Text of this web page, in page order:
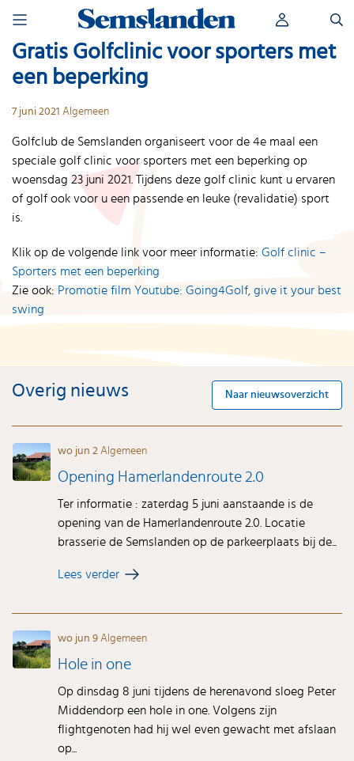
naar:
Gratis Golfclinic voor sporters met
een beperking
7 juni 2021 Algemeen
Golfclub de Semslanden organiseert voor de 4e maal een
speciale golf clinic voor sporters met een beperking op
woensdag 23 juni 2021. Tijdens deze golf clinic kunt u ervaren
of golf ook voor u een passende en leuke (revalidatie) sport
is.
Klik op de volgende link voor meer informatie: Golf clinic –
Sporters met een beperking
Zie ook: Promotie film Youtube: Going4Golf, give it your best
swing
Overig nieuws Naar nieuwsoverzicht
wo jun 2Algemeen
Opening Hamerlandenroute 2.0
Ter informatie : zaterdag 5 juni aanstaande is de
opening van de Hamerlandenroute 2.0. Locatie
brasserie de Semslanden op de parkeerplaats bij de...
Lees verder
wo jun 9Algemeen
Hole in one
Op dinsdag 8 juni tijdens de herenavond sloeg Peter
Middendorp een hole in one. Volgens zijn
flightgenoten had hij wel even gewacht met afslaan
op...